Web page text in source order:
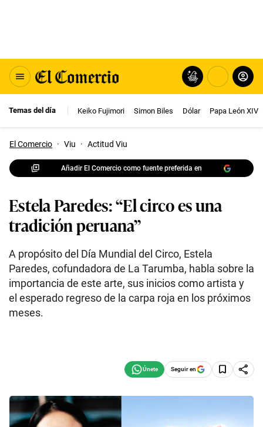
Temas del día Keiko Fujimori Simon Biles Dólar Papa León XIV
El Comercio · Viu · Actitud Viu
Añadir El Comercio como fuente preferida en
Estela Paredes: “El circo es una
tradición peruana”
A propósito del Día Mundial del Circo, Estela
Paredes, cofundadora de La Tarumba, habla sobre la
importancia de este arte, sus inicios como artista y
el esperado regreso de la carpa roja en los próximos
meses.
Seguir en